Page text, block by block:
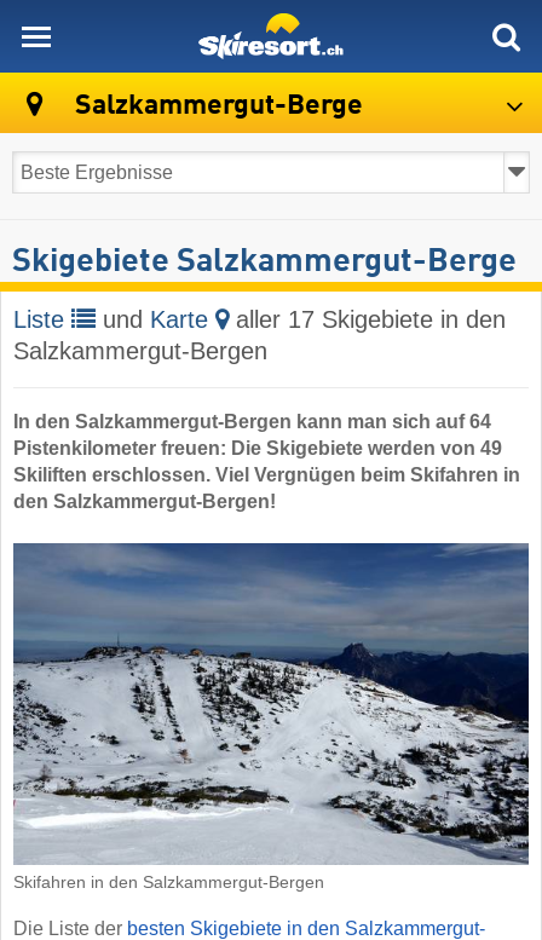
Salzkammergut-Berge
Skigebiete Salzkammergut-Berge
Liste und Karte
aller 17 Skigebiete in den
Salzkammergut-Bergen
In den Salzkammergut-Bergen kann man sich auf 64
Pistenkilometer freuen: Die Skigebiete werden von 49
Skiliften erschlossen. Viel Vergnügen beim Skifahren in
den Salzkammergut-Bergen!
Skifahren in den Salzkammergut-Bergen
Die Liste der besten Skigebiete in den Salzkammergut-